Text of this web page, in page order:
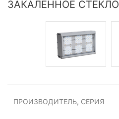
ЗАКАЛЁННОЕ СТЕКЛО
ПРОИЗВОДИТЕЛЬ, СЕРИЯ